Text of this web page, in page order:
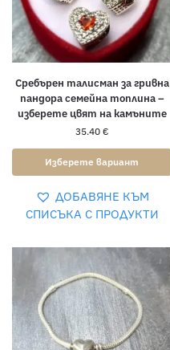
Сребърен талисман за гривна
пандора семейна топлина –
изберете цвят на камъните
35.40 €
Изберете вариант
ДОБАВЯНЕ КЪМ
СПИСЪКА С ПРОДУКТИ